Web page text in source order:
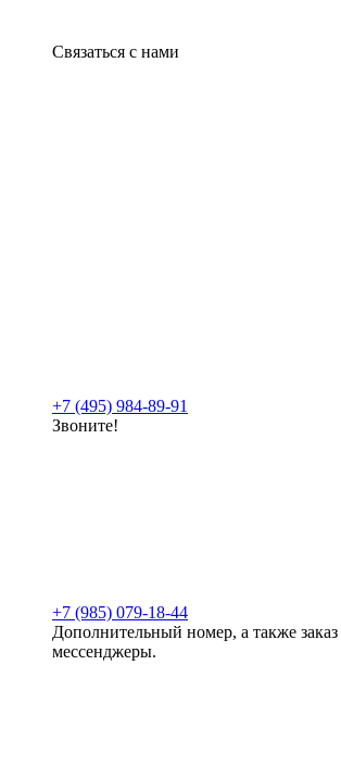
Связаться с нами
+7 (495) 984-89-91
Звоните!
+7 (985) 079-18-44
Дополнительный номер, а также заказ
мессенджеры.